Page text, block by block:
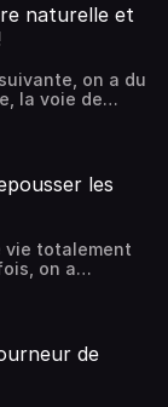
à la suivre.
seulnaturelle et
on a du
la voie de
de la voix?
ballon
couler? Alors
Pessimisme
de l'eau!
les
vie totalement
on a
passer du
semble
Et si oui, où
à explorer
de